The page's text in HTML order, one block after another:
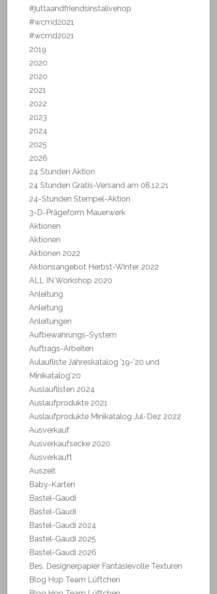
#juttaandfriendsinstalivehop
#wcmd2021
#wcmd2021
2019
2020
2020
2021
2022
2023
2024
2025
2026
24 Stunden Aktion
24 Stunden Gratis-Versand am 08.12.21
24-Stunden Stempel-Aktion
3-D-Prägeform Mauerwerk
Aktionen
Aktionen
Aktionen 2022
Aktionsangebot Herbst-Winter 2022
ALL IN Workshop 2020
Anleitung
Anleitung
Anleitungen
Aufbewahrungs-System
Auftrags-Arbeiten
Aulaufliste Jahreskatalog '19-'20 und
Minikatalog'20
Auslauflisten 2024
Auslaufprodukte 2021
Auslaufprodukte Minikatalog Jul-Dez 2022
Ausverkauf
Ausverkaufsecke 2020
Ausverkauft
Auszeit
Baby-Karten
Bastel-Gaudi
Bastel-Gaudi
Bastel-Gaudi 2024
Bastel-Gaudi 2025
Bastel-Gaudi 2026
Bes. Designerpapier Fantasievolle Texturen
Blog Hop Team Lüftchen